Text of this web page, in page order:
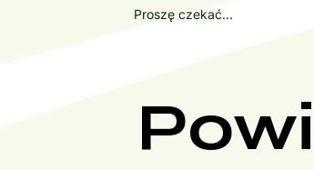
Proszę czekać...